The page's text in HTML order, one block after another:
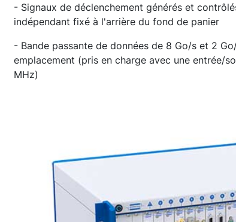
- Signaux de déclenchement générés et
indépendant fixé à l'arrière du fond de panier
- Bande passante de données de 8 Go/s et 2
emplacement (pris en charge avec une entrée/
MHz)